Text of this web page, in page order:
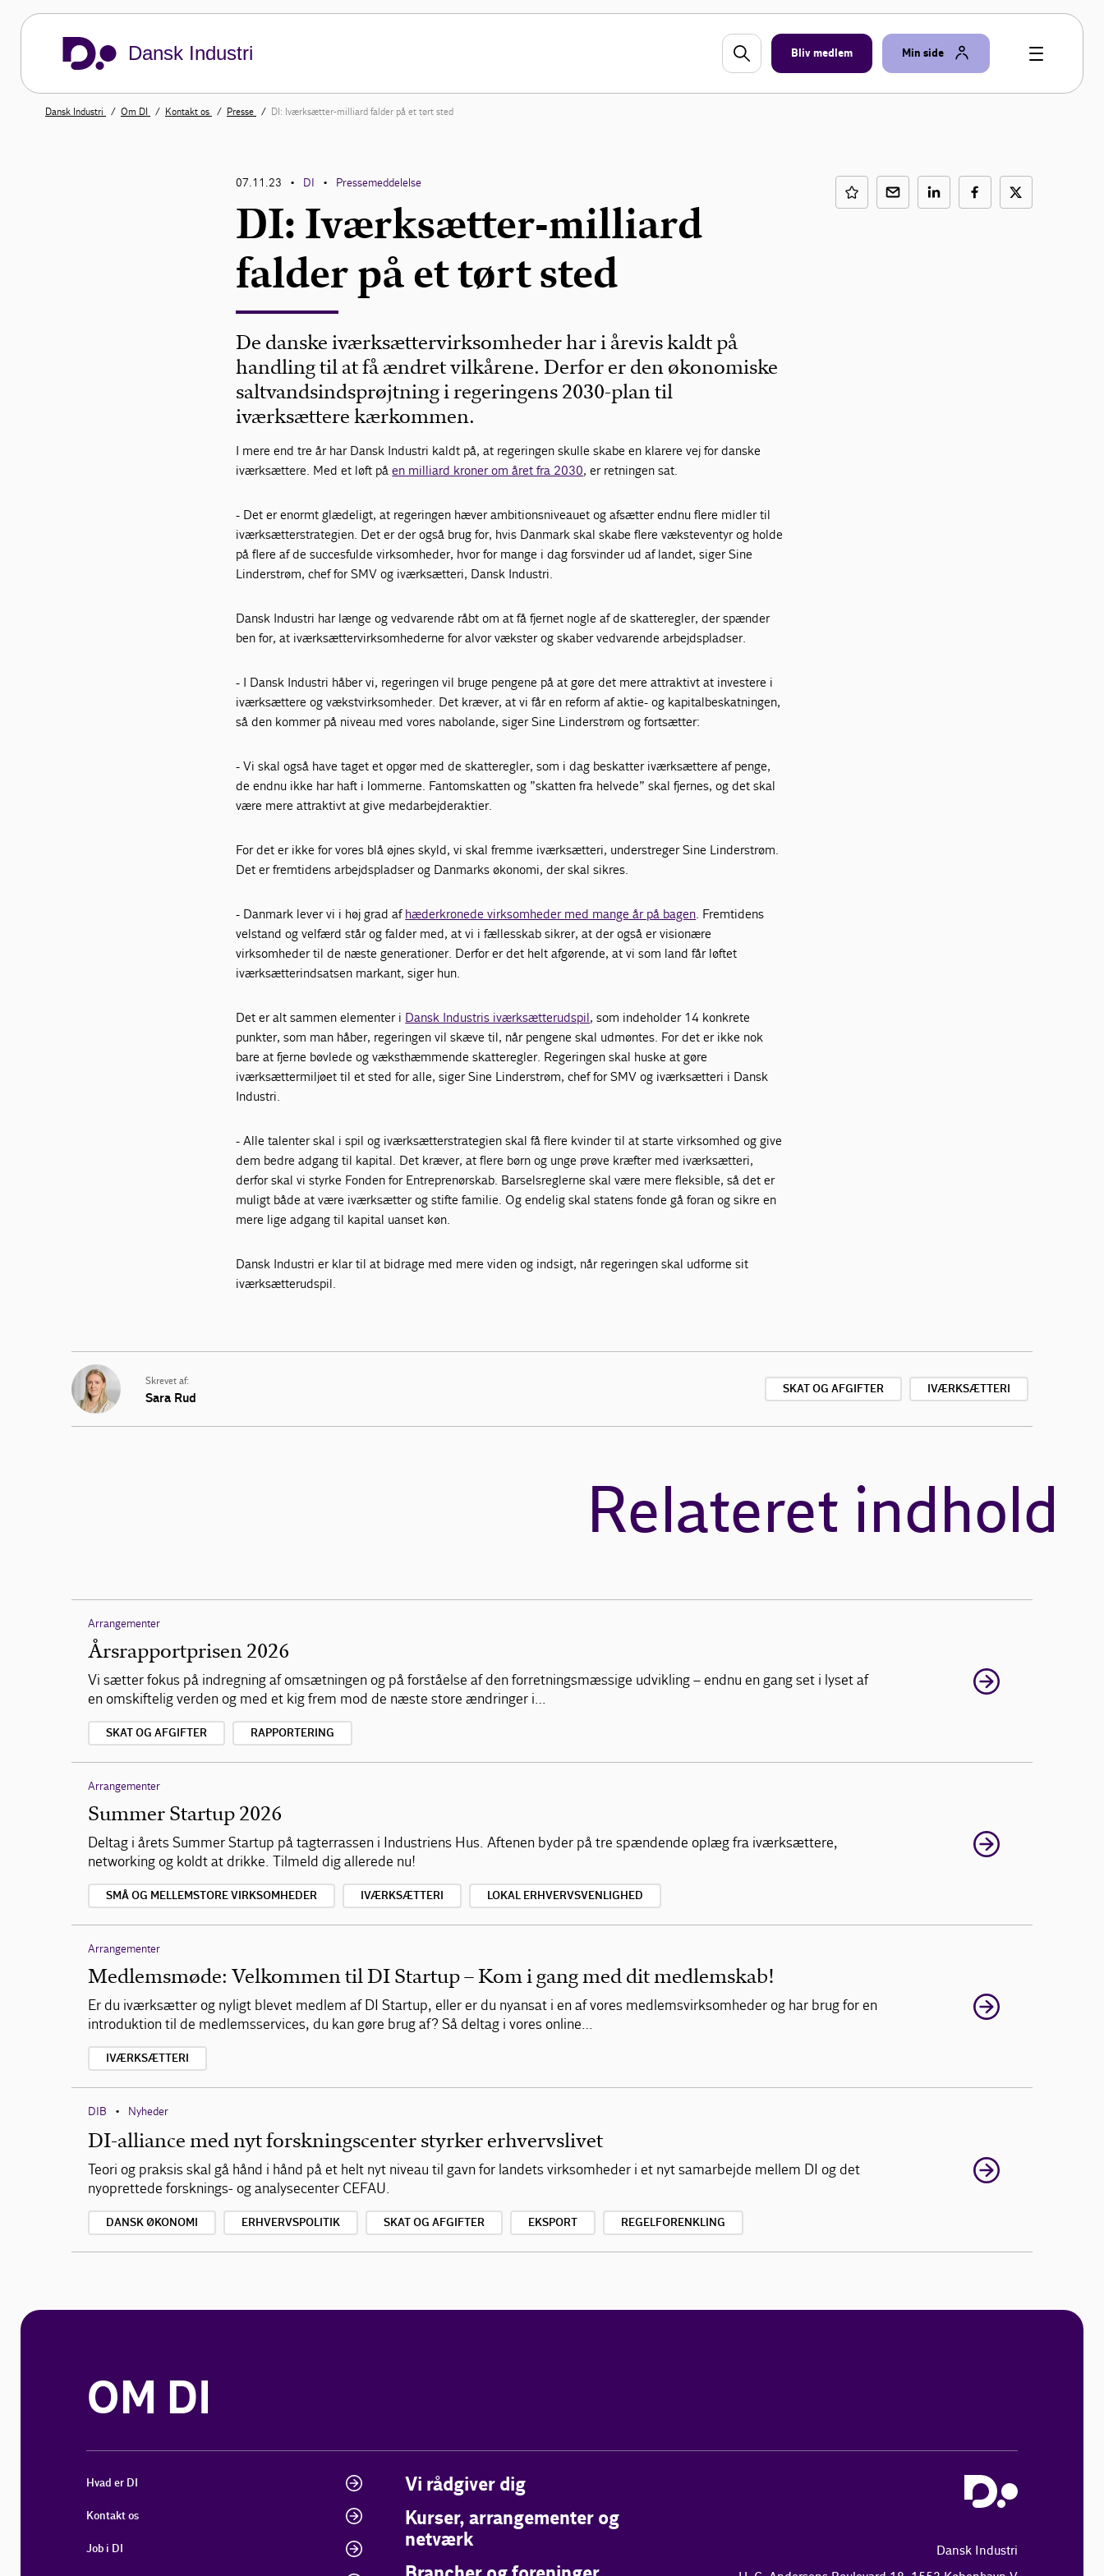
Dansk Industri Bliv medlem Min side
Dansk Industri Om DI Kontakt os Presse DI: Iværksætter-milliard falder på et tørt sted
07.11.23 • DI • Pressemeddelelse
DI: Iværksætter-milliard
falder på et tørt sted
De danske iværksættervirksomheder har i årevis kaldt på
handling til at få ændret vilkårene. Derfor er den økonomiske
saltvandsindsprøjtning i regeringens 2030-plan til
iværksættere kærkommen.
I mere end tre år har Dansk Industri kaldt på, at regeringen skulle skabe en klarere vej for danske
iværksættere. Med et løft påen milliard kroner om året fra 2030, er retningen sat.
- Det er enormt glædeligt, at regeringen hæver ambitionsniveauet og afsætter endnu flere midler til
iværksætterstrategien. Det er der også brug for, hvis Danmark skal skabe flere væksteventyr og holde
på flere af de succesfulde virksomheder, hvor for mange i dag forsvinder ud af landet, siger Sine
Linderstrøm, chef for SMV og iværksætteri, Dansk Industri.
Dansk Industri har længe og vedvarende råbt om at få fjernet nogle af de skatteregler, der spænder
ben for, at iværksættervirksomhederne for alvor vækster og skaber vedvarende arbejdspladser.
- I Dansk Industri håber vi, regeringen vil bruge pengene på at gøre det mere attraktivt at investere i
iværksættere og vækstvirksomheder. Det kræver, at vi får en reform af aktie- og kapitalbeskatningen,
så den kommer på niveau med vores nabolande, siger Sine Linderstrøm og fortsætter:
- Vi skal også have taget et opgør med de skatteregler, som i dag beskatter iværksættere af penge,
de endnu ikke har haft i lommerne. Fantomskatten og ”skatten fra helvede” skal fjernes, og det skal
være mere attraktivt at give medarbejderaktier.
For det er ikke for vores blå øjnes skyld, vi skal fremme iværksætteri, understreger Sine Linderstrøm.
Det er fremtidens arbejdspladser og Danmarks økonomi, der skal sikres.
- Danmark lever vi i høj grad af hæderkronede virksomheder med mange år på bagen. Fremtidens
velstand og velfærd står og falder med, at vi i fællesskab sikrer, at der også er visionære
virksomheder til de næste generationer. Derfor er det helt afgørende, at vi som land får løftet
iværksætterindsatsen markant, siger hun.
Det er alt sammen elementer i Dansk Industris iværksætterudspil, som indeholder 14 konkrete
punkter, som man håber, regeringen vil skæve til, når pengene skal udmøntes. For det er ikke nok
bare at fjerne bøvlede og væksthæmmende skatteregler. Regeringen skal huske at gøre
iværksættermiljøet til et sted for alle, siger Sine Linderstrøm, chef for SMV og iværksætteri i Dansk
Industri.
- Alle talenter skal i spil og iværksætterstrategien skal få flere kvinder til at starte virksomhed og give
dem bedre adgang til kapital. Det kræver, at flere børn og unge prøve kræfter med iværksætteri,
derfor skal vi styrke Fonden for Entreprenørskab. Barselsreglerne skal være mere fleksible, så det er
muligt både at være iværksætter og stifte familie. Og endelig skal statens fonde gå foran og sikre en
mere lige adgang til kapital uanset køn.
Dansk Industri er klar til at bidrage med mere viden og indsigt, når regeringen skal udforme sit
iværksætterudspil.
Skrevet af:
Sara Rud
SKAT OG AFGIFTER IVÆRKSÆTTERI
Relateret indhold
Arrangementer
Årsrapportprisen 2026
Vi sætter fokus på indregning af omsætningen og på forståelse af den forretningsmæssige udvikling – endnu en gang set i lyset af
en omskiftelig verden og med et kig frem mod de næste store ændringer i…
SKAT OG AFGIFTER RAPPORTERING
Arrangementer
Summer Startup 2026
Deltag i årets Summer Startup på tagterrassen i Industriens Hus. Aftenen byder på tre spændende oplæg fra iværksættere,
networking og koldt at drikke. Tilmeld dig allerede nu!
SMÅ OG MELLEMSTORE VIRKSOMHEDER IVÆRKSÆTTERI LOKAL ERHVERVSVENLIGHED
Arrangementer
Medlemsmøde: Velkommen til DI Startup – Kom i gang med dit medlemskab!
Er du iværksætter og nyligt blevet medlem af DI Startup, eller er du nyansat i en af vores medlemsvirksomheder og har brug for en
introduktion til de medlemsservices, du kan gøre brug af? Så deltag i vores online…
IVÆRKSÆTTERI
DIB • Nyheder
DI-alliance med nyt forskningscenter styrker erhvervslivet
Teori og praksis skal gå hånd i hånd på et helt nyt niveau til gavn for landets virksomheder i et nyt samarbejde mellem DI og det
nyoprettede forsknings- og analysecenter CEFAU.
DANSK ØKONOMI ERHVERVSPOLITIK SKAT OG AFGIFTER EKSPORT REGELFORENKLING
OM DI
Hvad er DI
Kontakt os
Job i DI
Vi rådgiver dig
Kurser, arrangementer og
netværk
Dansk Industri